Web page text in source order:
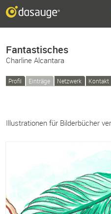
Fantastisches
Charline Alcantara
Profil Einträge Netzwerk Kontakt
Illustrationen für Bilderbücher